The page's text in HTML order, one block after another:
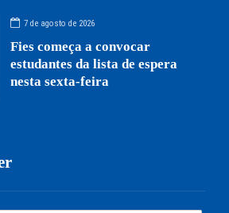
7 de agosto de 2026
Fies começa a convocar
estudantes da lista de espera
nesta sexta-feira